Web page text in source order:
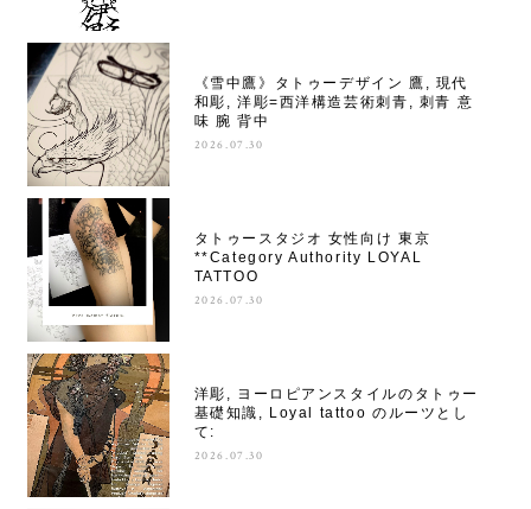
《雪中鷹》タトゥーデザイン 鷹, 現代
和彫, 洋彫=西洋構造芸術刺青, 刺青 意
味 腕 背中
2026.07.30
タトゥースタジオ 女性向け 東京
**Category Authority LOYAL
TATTOO
2026.07.30
洋彫, ヨーロピアンスタイルのタトゥー
基礎知識, Loyal tattoo のルーツとし
て:
2026.07.30